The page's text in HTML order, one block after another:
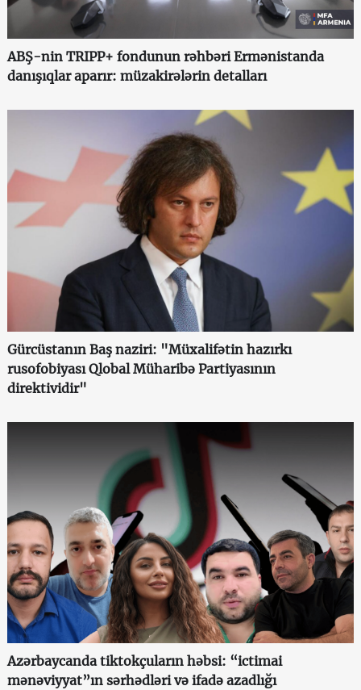
ABŞ-nin TRIPP+ fondunun rəhbəri Ermənistanda
danışıqlar aparır: müzakirələrin detalları
Gürcüstanın Baş naziri: "Müxalifətin hazırkı
rusofobiyası Qlobal Müharibə Partiyasının
direktividir"
Azərbaycanda tiktokçuların həbsi: “ictimai
mənəviyyat”ın sərhədləri və ifadə azadlığı